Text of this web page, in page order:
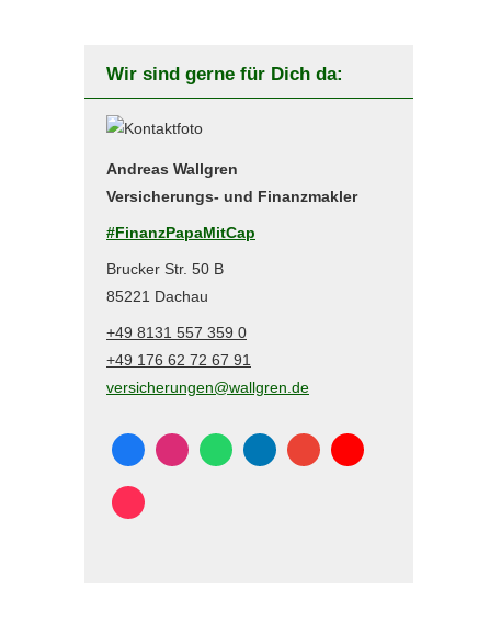
Wir sind gerne für Dich da:
Andreas Wallgren
Versicherungs- und Finanzmakler
#FinanzPapaMitCap
Brucker Str. 50 B
85221 Dachau
+49 8131 557 359 0
+49 176 62 72 67 91
versicherungen@wallgren.de